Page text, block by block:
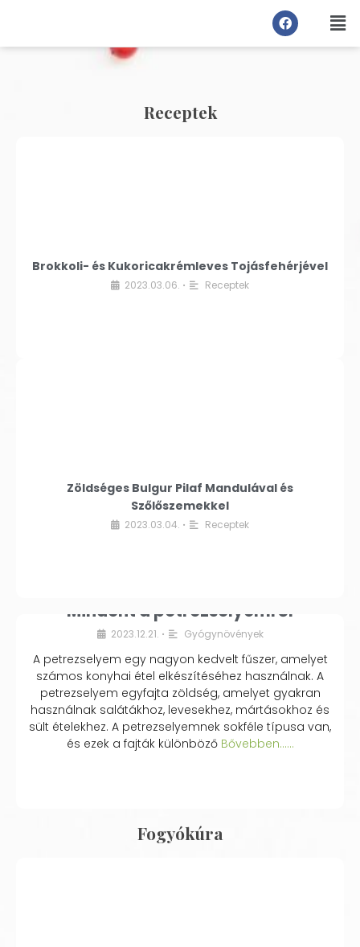
Receptek
Brokkoli- és Kukoricakrémleves Tojásfehérjével
2023.03.06. • Receptek
Zöldséges Bulgur Pilaf Mandulával és
Szőlőszemekkel
2023.03.04. • Receptek
Mindent a petrezselyemről
2023.12.21. • Gyógynövények
A petrezselyem egy nagyon kedvelt fűszer, amelyet
számos konyhai étel elkészítéséhez használnak. A
petrezselyem egyfajta zöldség, amelyet gyakran
használnak salátákhoz, levesekhez, mártásokhoz és
sült ételekhez. A petrezselyemnek sokféle típusa van,
és ezek a fajták különbözőBővebben...…
Fogyókúra